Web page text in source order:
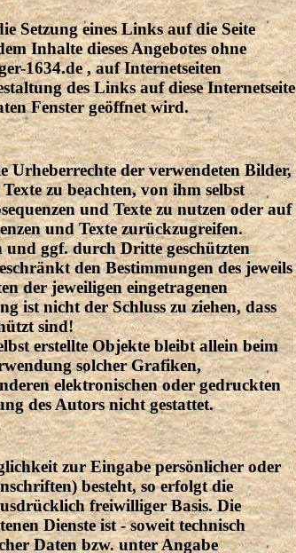
Setzung eines Links auf die Seite
Inhalte dieses Angebotes ohne
1634.de , auf Internetseiten
des Links auf diese Internetseite
Fenster geöffnet wird.
der verwendeten Bilder,
zu beachten, von ihm selbst
und Texte zu nutzen oder auf
und Texte zurückzugreifen.
und ggf. durch Dritte geschützten
den Bestimmungen des jeweils
der jeweiligen eingetragenen
ist nicht der Schluss zu ziehen, dass
sind!
erstellte Objekte bleibt allein beim
solcher Grafiken,
elektronischen oder gedruckten
des Autors nicht gestattet.
zur Eingabe persönlicher oder
besteht, so erfolgt die
freiwilliger Basis. Die
Dienste ist - soweit technisch
Daten bzw. unter Angabe